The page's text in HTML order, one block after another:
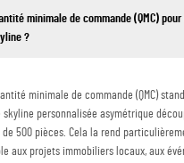
minimale de commande (QMC)
?
minimale de commande (QMC)
skyline personnalisée asymétrique
de 500 pièces. Cela la rend
aux projets immobiliers locaux, aux